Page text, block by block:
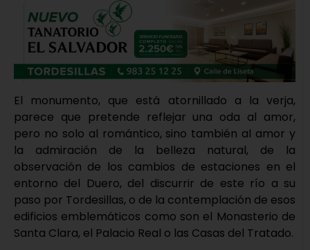
El monumento, que está atornillado a la verja,
parece que pretende reflejar una oda al amor,
pero no solo al romántico, sino también al amor y
la admiración de la belleza natural, de la
observación de los cambios de estaciones en el
entorno del Duero, del discurrir de este río a su
paso por Tordesillas, o de la contemplación de esos
edificios emblemáticos como son el Monasterio de
Santa Clara, el Palacio Real o las Casas del Tratado.